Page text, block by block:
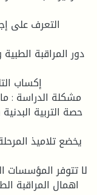
مشكلة الدراسة :
حصة التربية